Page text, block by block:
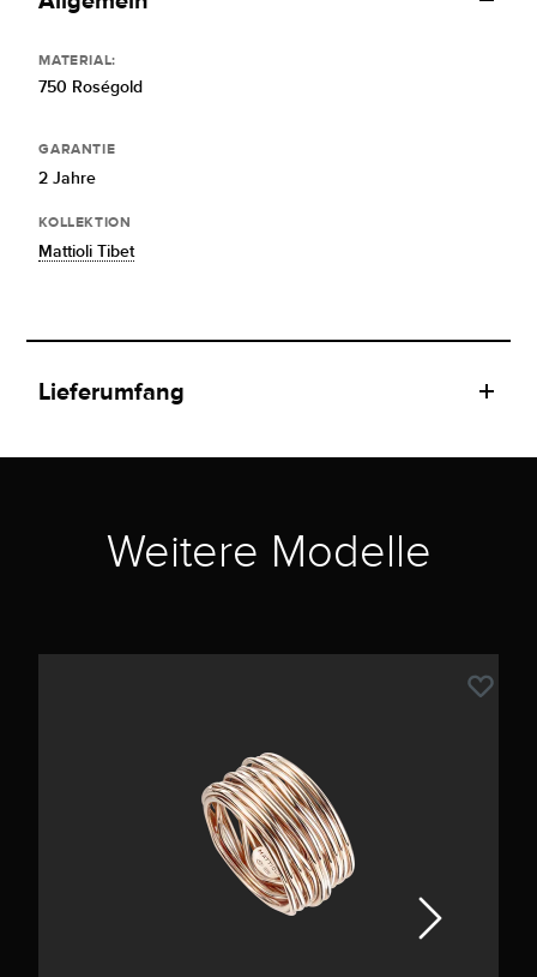
MATERIAL:
750 Roségold
GARANTIE
2 Jahre
KOLLEKTION
Mattioli Tibet
Lieferumfang
Weitere Modelle